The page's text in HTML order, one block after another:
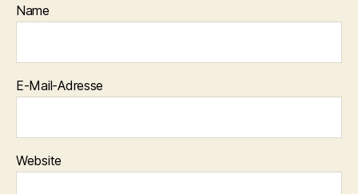
Name
E-Mail-Adresse
Website